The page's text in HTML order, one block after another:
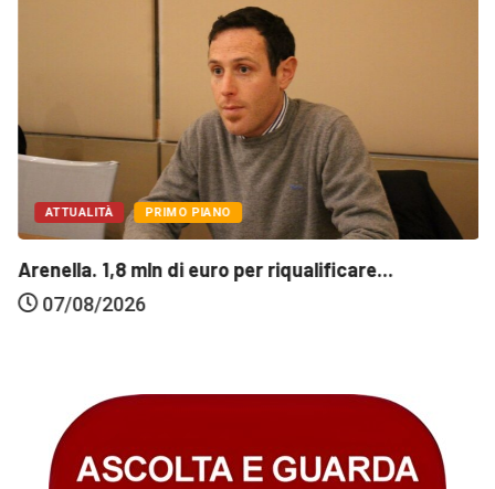
ATTUALITÀ PRIMO PIANO
Arenella. 1,8 mln di euro per riqualificare...
07/08/2026